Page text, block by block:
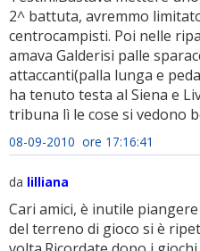
2^ battuta, avremmo
centrocampisti. Poi nelle
amava Galderisi palle
attaccanti(palla lunga e
ha tenuto testa al Siena e
tribuna lì le cose si vedono
08-09-2010 ore 17:16:41
da lilliana
Cari amici, è inutile
del terreno di gioco si è